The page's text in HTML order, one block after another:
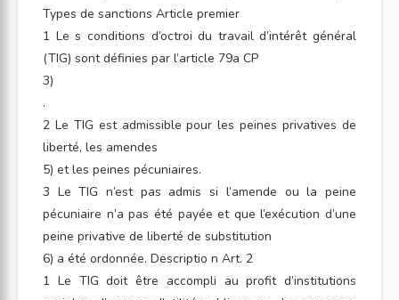
Types de sanctions Article premier
1 Le s conditions d’octroi du travail d’intérêt général
(TIG) sont définies par l’article 79a CP
3)
.
2 Le TIG est admissible pour les peines privatives de
liberté, les amendes
5) et les peines pécuniaires.
3 Le TIG n’est pas admis si l’amende ou la peine
pécuniaire n’a pas été payée et que l’exécution d’une
peine privative de liberté de substitution
6) a été ordonnée. Descriptio n Art. 2
1 Le TIG doit être accompli au profit d’institutions